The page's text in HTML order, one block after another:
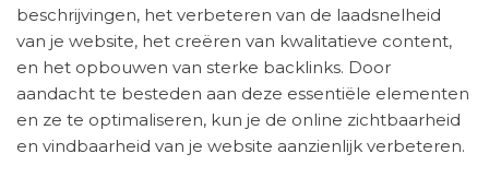
beschrijvingen, het verbeteren van de laadsnelheid
van je website, het creëren van kwalitatieve content,
en het opbouwen van sterke backlinks. Door
aandacht te besteden aan deze essentiële elementen
en ze te optimaliseren, kun je de online zichtbaarheid
en vindbaarheid van je website aanzienlijk verbeteren.